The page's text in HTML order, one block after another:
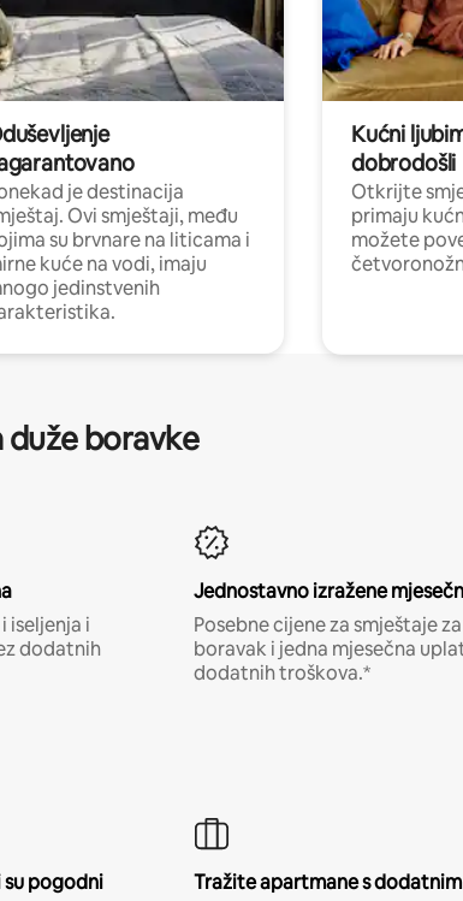
je destinacija
Ovi smještaji, među
su brvnare na liticama i
kuće na vodi, imaju
jedinstvenih
Kućni
dobrodošli
Otkrijte
primaju
možete
duže boravke
iseljenja i
dodatnih
Jednostavno izražene
Posebne cijene za smještaje
boravak i jedna mjesečna
dodatnih troškova.*
pogodni
Tražite apartmane s